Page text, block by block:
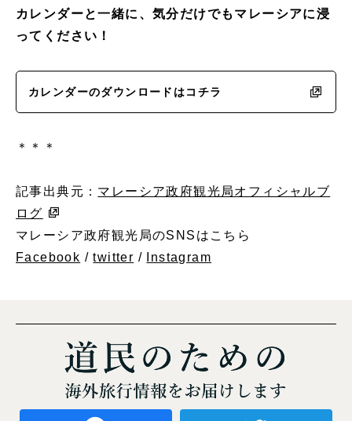
カレンダーと一緒に、気分だけでもマレーシアに浸
ってください！
カレンダーのダウンロードはコチラ
＊＊＊
記事出典元： マレーシア政府観光局オフィシャルブ
ログ
マレーシア政府観光局のSNSはこちら
Facebook /twitter / Instagram